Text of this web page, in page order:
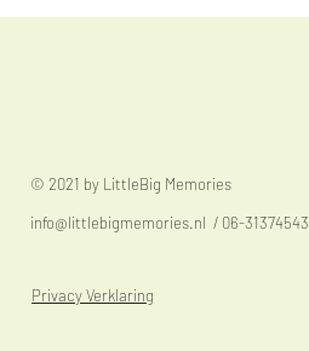
© 2021 by LittleBig Memories
info@littlebigmemories.nl / 06-31374543
Privacy Verklaring